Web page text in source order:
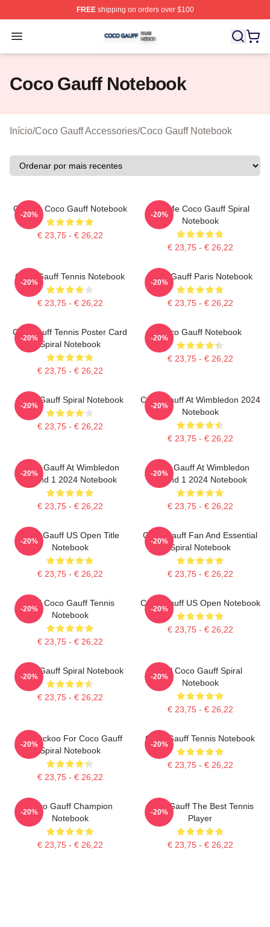
FREEshipping on orders over $100
Open menu
Coco Gauff Shop ⚡️ Officially Licensed Coco Gauff
Coco Gauff Notebook
Início/Coco Gauff Accessories/Coco Gauff Notebook
Call Me Coco Gauff Notebook
€ 23,75 - € 26,22
-20%
Call Me Coco Gauff Spiral
Notebook
€ 23,75 - € 26,22
-20%
Coco Gauff Tennis Notebook
€ 23,75 - € 26,22
-20%
Coco Gauff Paris Notebook
€ 23,75 - € 26,22
-20%
Cori Gauff Tennis Poster Card
Spiral Notebook
€ 23,75 - € 26,22
-20%
Coco Gauff Notebook
€ 23,75 - € 26,22
-20%
Coco Gauff Spiral Notebook
€ 23,75 - € 26,22
-20%
Coco Gauff At Wimbledon 2024
Notebook
€ 23,75 - € 26,22
-20%
Coco Gauff At Wimbledon
Round 1 2024 Notebook
€ 23,75 - € 26,22
-20%
Coco Gauff At Wimbledon
Round 1 2024 Notebook
€ 23,75 - € 26,22
-20%
Coco Gauff US Open Title
Notebook
€ 23,75 - € 26,22
-20%
Coco Gauff Fan And Essential
Spiral Notebook
€ 23,75 - € 26,22
-20%
Cori Coco Gauff Tennis
Notebook
€ 23,75 - € 26,22
-20%
Coco Gauff US Open Notebook
€ 23,75 - € 26,22
-20%
Coco Gauff Spiral Notebook
€ 23,75 - € 26,22
-20%
Call Coco Gauff Spiral
Notebook
€ 23,75 - € 26,22
-20%
I'm Cuckoo For Coco Gauff
Spiral Notebook
€ 23,75 - € 26,22
-20%
Coco Gauff Tennis Notebook
€ 23,75 - € 26,22
-20%
Coco Gauff Champion
Notebook
€ 23,75 - € 26,22
-20%
Coco Gauff The Best Tennis
Player
€ 23,75 - € 26,22
-20%